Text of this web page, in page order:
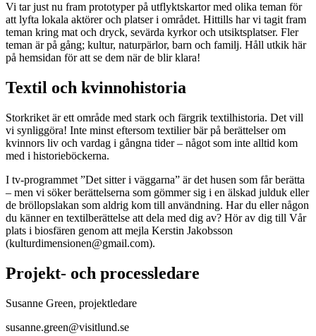
Vi tar just nu fram prototyper på utflyktskartor med olika teman för
att lyfta lokala aktörer och platser i området. Hittills har vi tagit fram
teman kring mat och dryck, sevärda kyrkor och utsiktsplatser. Fler
teman är på gång; kultur, naturpärlor, barn och familj. Håll utkik här
på hemsidan för att se dem när de blir klara!
Textil och kvinnohistoria
Storkriket är ett område med stark och färgrik textilhistoria. Det vill
vi synliggöra! Inte minst eftersom textilier bär på berättelser om
kvinnors liv och vardag i gångna tider – något som inte alltid kom
med i historieböckerna.
I tv-programmet ”Det sitter i väggarna” är det husen som får berätta
– men vi söker berättelserna som gömmer sig i en älskad julduk eller
de bröllopslakan som aldrig kom till användning. Har du eller någon
du känner en textilberättelse att dela med dig av? Hör av dig till Vår
plats i biosfären genom att mejla Kerstin Jakobsson
(kulturdimensionen@gmail.com).
Projekt- och processledare
Susanne Green, projektledare
susanne.green@visitlund.se